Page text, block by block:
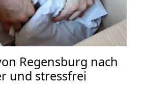
Regensburg nach
und stressfrei